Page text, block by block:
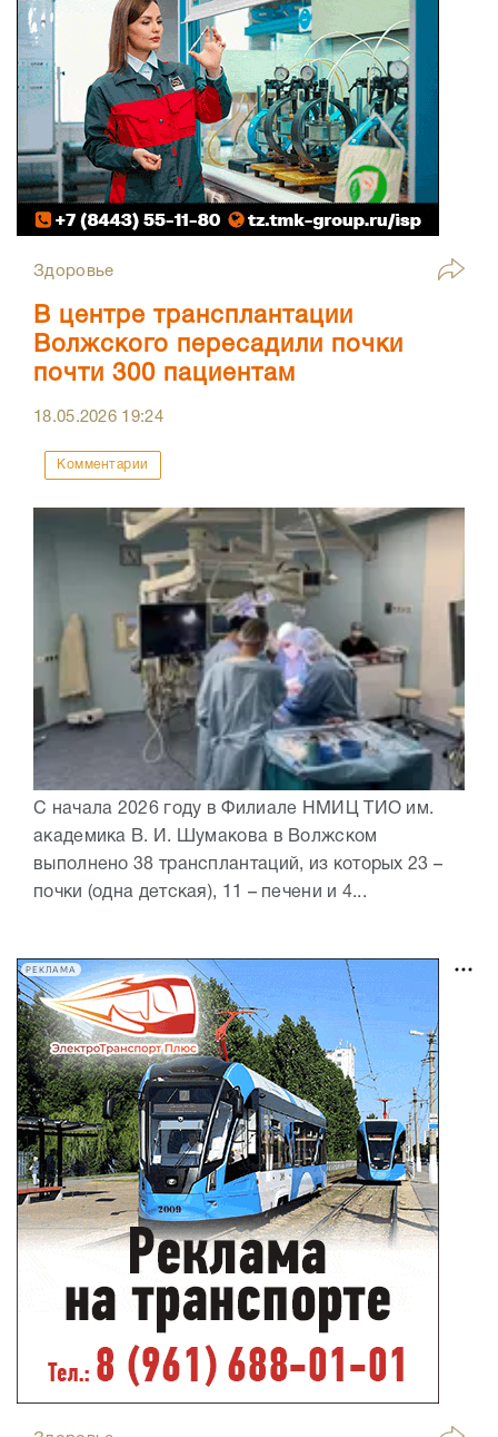
Здоровье
В центре трансплантации
Волжского пересадили почки
почти 300 пациентам
18.05.2026 19:24
Комментарии
С начала 2026 году в Филиале НМИЦ ТИО им.
академика В. И. Шумакова в Волжском
выполнено 38 трансплантаций, из которых 23 –
почки (одна детская), 11 – печени и 4...
РЕКЛАМА